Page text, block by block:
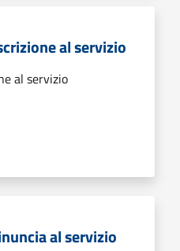
al servizio
al servizio
al servizio